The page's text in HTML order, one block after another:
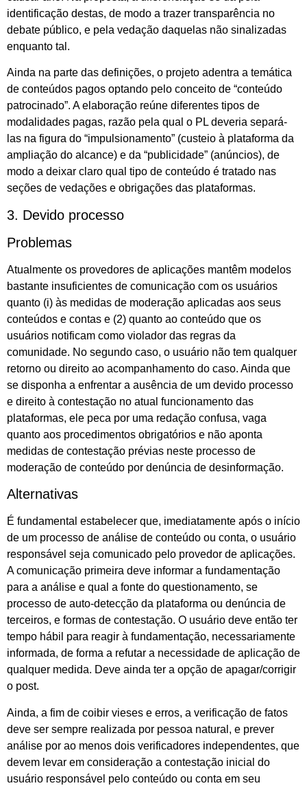
identificação destas, de modo a trazer transparência no
debate público, e pela vedação daquelas não sinalizadas
enquanto tal.
Ainda na parte das definições, o projeto adentra a temática
de conteúdos pagos optando pelo conceito de “conteúdo
patrocinado”. A elaboração reúne diferentes tipos de
modalidades pagas, razão pela qual o PL deveria separá-
las na figura do “impulsionamento” (custeio à plataforma da
ampliação do alcance) e da “publicidade” (anúncios), de
modo a deixar claro qual tipo de conteúdo é tratado nas
seções de vedações e obrigações das plataformas.
3. Devido processo
Problemas
Atualmente os provedores de aplicações mantêm modelos
bastante insuficientes de comunicação com os usuários
quanto (i) às medidas de moderação aplicadas aos seus
conteúdos e contas e (2) quanto ao conteúdo que os
usuários notificam como violador das regras da
comunidade. No segundo caso, o usuário não tem qualquer
retorno ou direito ao acompanhamento do caso. Ainda que
se disponha a enfrentar a ausência de um devido processo
e direito à contestação no atual funcionamento das
plataformas, ele peca por uma redação confusa, vaga
quanto aos procedimentos obrigatórios e não aponta
medidas de contestação prévias neste processo de
moderação de conteúdo por denúncia de desinformação.
Alternativas
É fundamental estabelecer que, imediatamente após o início
de um processo de análise de conteúdo ou conta, o usuário
responsável seja comunicado pelo provedor de aplicações.
A comunicação primeira deve informar a fundamentação
para a análise e qual a fonte do questionamento, se
processo de auto-detecção da plataforma ou denúncia de
terceiros, e formas de contestação. O usuário deve então ter
tempo hábil para reagir à fundamentação, necessariamente
informada, de forma a refutar a necessidade de aplicação de
qualquer medida. Deve ainda ter a opção de apagar/corrigir
o post.
Ainda, a fim de coibir vieses e erros, a verificação de fatos
deve ser sempre realizada por pessoa natural, e prever
análise por ao menos dois verificadores independentes, que
devem levar em consideração a contestação inicial do
usuário responsável pelo conteúdo ou conta em seu